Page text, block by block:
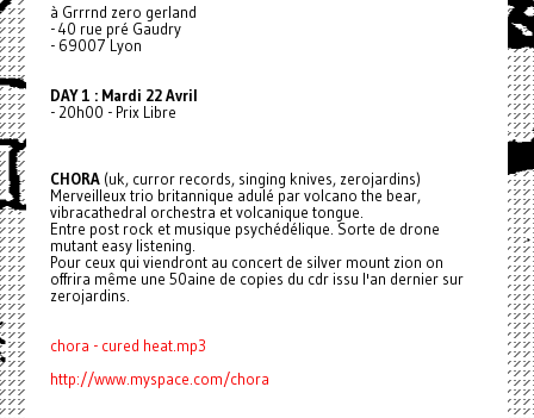
à Grrrnd zero gerland
- 40 rue pré Gaudry
- 69007 Lyon
DAY 1 : Mardi 22 Avril
- 20h00 - Prix Libre
CHORA(uk, curror records, singing knives, zerojardins)
Merveilleux trio britannique adulé par volcano the bear,
vibracathedral orchestra et volcanique tongue.
Entre post rock et musique psychédélique. Sorte de drone
mutant easy listening.
Pour ceux qui viendront au concert de silver mount zion on
offrira même une 50aine de copies du cdr issu l'an dernier sur
zerojardins.
chora - cured heat.mp3
http://www.myspace.com/chora